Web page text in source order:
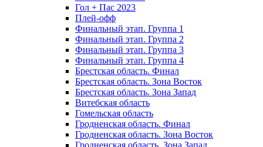
Гол + Пас 2023
Плей-офф
Финальный этап. Группа 1
Финальный этап. Группа 2
Финальный этап. Группа 3
Финальный этап. Группа 4
Брестская область. Финал
Брестская область. Зона Восток
Брестская область. Зона Запад
Витебская область
Гомельская область
Гродненская область. Финал
Гродненская область. Зона Восток
Гродненская область. Зона Запад